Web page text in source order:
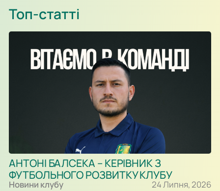
Олександра Караваєва м’яч потрапив у стійку воріт…
Топ-статті
АНТОНІ БАЛСЕКА – КЕРІВНИК З
ФУТБОЛЬНОГО РОЗВИТКУ КЛУБУ
Новини клубу 24 Липня, 2026